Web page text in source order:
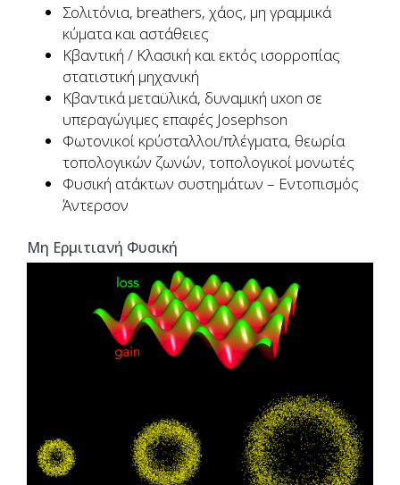
Σολιτόνια, breathers, χάος, μη γραμμικά
κύματα και αστάθειες
Κβαντική / Κλασική και εκτός ισορροπίας
στατιστική μηχανική
Κβαντικά μεταϋλικά, δυναμική uxon σε
υπεραγώγιμες επαφές Josephson
Φωτονικοί κρύσταλλοι/πλέγματα, θεωρία
τοπολογικών ζωνών, τοπολογικοί μονωτές
Φυσική ατάκτων συστημάτων – Εντοπισμός
Άντερσον
Μη Ερμιτιανή Φυσική